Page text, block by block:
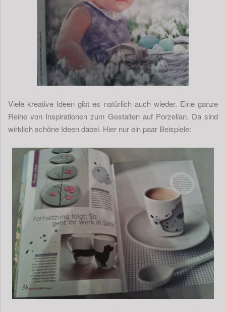
Viele kreative Ideen gibt es natürlich auch wieder. Eine ganze
Reihe von Inspirationen zum Gestalten auf Porzellan. Da sind
wirklich schöne Ideen dabei. Hier nur ein paar Beispiele: